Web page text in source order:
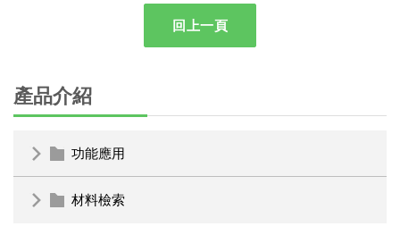
回上一頁
產品介紹
功能應用
材料檢索